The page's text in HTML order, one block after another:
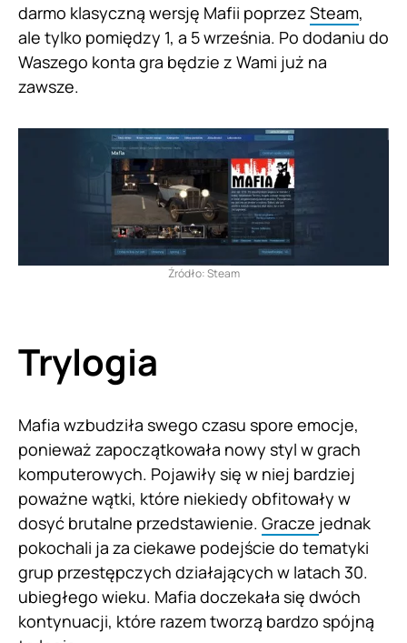
darmo klasyczną wersję Mafii poprzez Steam,
ale tylko pomiędzy 1, a 5 września. Po dodaniu do
Waszego konta gra będzie z Wami już na
zawsze.
Źródło: Steam
Trylogia
Mafia wzbudziła swego czasu spore emocje,
ponieważ zapoczątkowała nowy styl w grach
komputerowych. Pojawiły się w niej bardziej
poważne wątki, które niekiedy obfitowały w
dosyć brutalne przedstawienie. Gracze jednak
pokochali ja za ciekawe podejście do tematyki
grup przestępczych działających w latach 30.
ubiegłego wieku. Mafia doczekała się dwóch
kontynuacji, które razem tworzą bardzo spójną